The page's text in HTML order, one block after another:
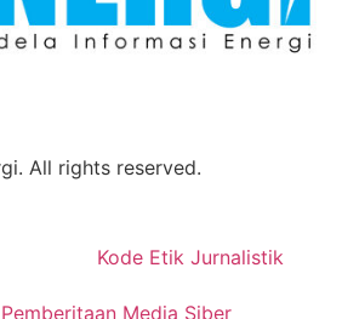
All rights reserved.
Kode Etik Jurnalistik
Media Siber